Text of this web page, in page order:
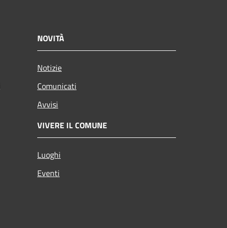
NOVITÀ
Notizie
Comunicati
Avvisi
VIVERE IL COMUNE
Luoghi
Eventi